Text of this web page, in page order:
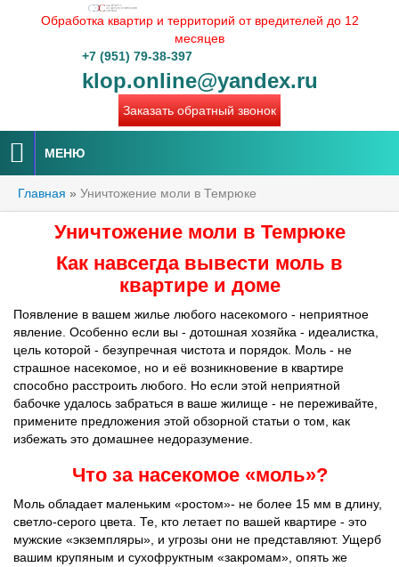
Обработка квартир и территорий от вредителей до 12
месяцев
+7 (951) 79-38-397
klop.online@yandex.ru
Заказать обратный звонок
МЕНЮ
Главная » Уничтожение моли в Темрюке
Уничтожение моли в Темрюке
Как навсегда вывести моль в
квартире и доме
Появление в вашем жилье любого насекомого - неприятное
явление. Особенно если вы - дотошная хозяйка - идеалистка,
цель которой - безупречная чистота и порядок. Моль - не
страшное насекомое, но и её возникновение в квартире
способно расстроить любого. Но если этой неприятной
бабочке удалось забраться в ваше жилище - не переживайте,
примените предложения этой обзорной статьи о том, как
избежать это домашнее недоразумение.
Что за насекомое «моль»?
Моль обладает маленьким «ростом»- не более 15 мм в длину,
светло-серого цвета. Те, кто летает по вашей квартире - это
мужские «экземпляры», и угрозы они не представляют. Ущерб
вашим крупяным и сухофруктным «закромам», опять же